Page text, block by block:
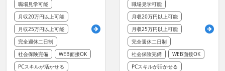
職場見学可能
月収20万円以上可能
月収25万円以上可能
完全週休二日制
社会保険完備
WEB面接OK
PCスキルが活かせる
職場見学可能
月収20万円以上可能
月収25万円以上可能
完全週休二日制
社会保険完備
WEB面接OK
PCスキルが活かせる